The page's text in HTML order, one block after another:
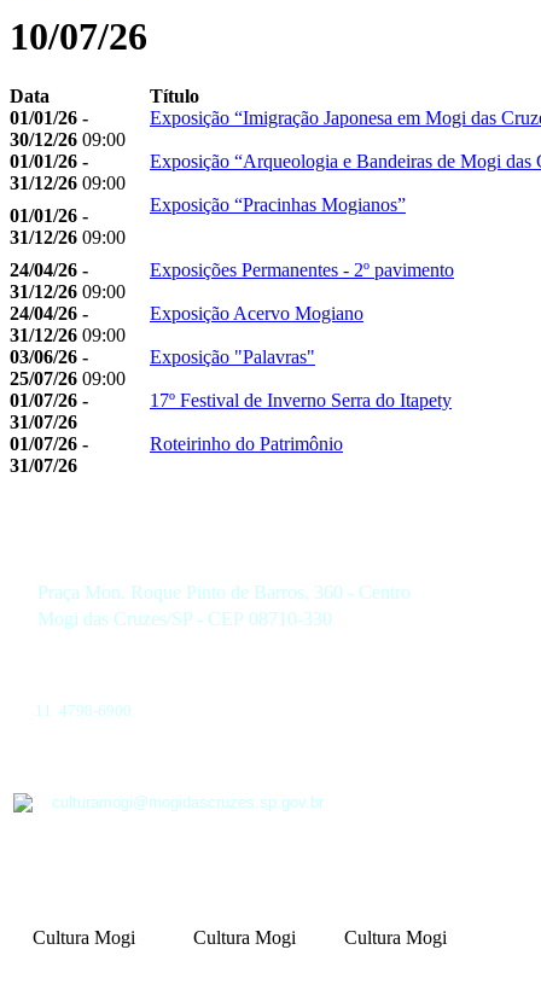
10/07/26
Data
Título
01/01/26 -
30/12/26 09:00
Exposição “Imigração Japonesa em Mogi das
01/01/26 -
31/12/26 09:00
Exposição “Arqueologia e Bandeiras de Mogi das
01/01/26 -
31/12/26 09:00
Exposição “Pracinhas Mogianos”
24/04/26 -
31/12/26 09:00
Exposições Permanentes - 2º pavimento
24/04/26 -
31/12/26 09:00
Exposição Acervo Mogiano
03/06/26 -
25/07/26 09:00
Exposição "Palavras"
01/07/26 -
31/07/26
17º Festival de Inverno Serra do Itapety
01/07/26 -
31/07/26
Roteirinho do Patrimônio
Praça Mon. Roque Pinto de Barros, 360 - Centro
Mogi das Cruzes/SP - CEP 08710-330
11 4798-6900
culturamogi@mogidascruzes.sp.gov.br
Cultura Mogi Cultura Mogi Cultura Mogi